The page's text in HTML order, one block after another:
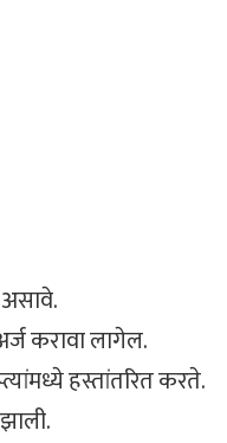
करावा लागेल.
हस्तांतरित करते.